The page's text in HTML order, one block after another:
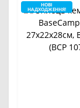
НОВІ
НАДХОДЖЕННЯ!